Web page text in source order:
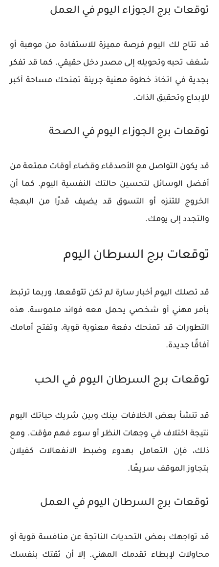
توقعات برج الجوزاء اليوم في العمل
قد تتاح لك اليوم فرصة مميزة للاستفادة من موهبة أو
شغف تحبه وتحويله إلى مصدر دخل حقيقي. كما قد تفكر
بجدية في اتخاذ خطوة مهنية جريئة تمنحك مساحة أكبر
للإبداع وتحقيق الذات.
توقعات برج الجوزاء اليوم في الصحة
قد يكون التواصل مع الأصدقاء وقضاء أوقات ممتعة من
أفضل الوسائل لتحسين حالتك النفسية اليوم. كما أن
الخروج للتنزه أو التسوق قد يضيف قدرًا من البهجة
والتجدد إلى يومك.
توقعات برج السرطان اليوم
قد تصلك اليوم أخبار سارة لم تكن تتوقعها، وربما ترتبط
بأمر مهني أو شخصي يحمل معه فوائد ملموسة. هذه
التطورات قد تمنحك دفعة معنوية قوية، وتفتح أمامك
آفاقًا جديدة.
توقعات برج السرطان اليوم في الحب
قد تنشأ بعض الخلافات بينك وبين شريك حياتك اليوم
نتيجة اختلاف في وجهات النظر أو سوء فهم مؤقت. ومع
ذلك، فإن التعامل بهدوء وضبط الانفعالات كفيلان
بتجاوز الموقف سريعًا.
توقعات برج السرطان اليوم في العمل
قد تواجهك بعض التحديات الناتجة عن منافسة قوية أو
محاولات لإبطاء تقدمك المهني. إلا أن ثقتك بنفسك